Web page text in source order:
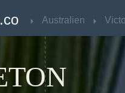
Australien
Australien